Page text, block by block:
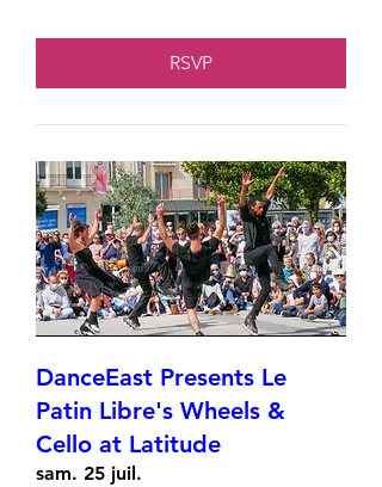
RSVP
DanceEast Presents Le
Patin Libre's Wheels &
Cello at Latitude
sam. 25 juil.